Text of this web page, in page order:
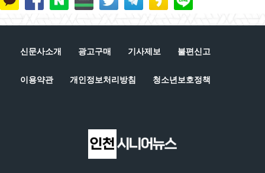
신문사소개 광고구매 기사제보 불편신고
이용약관 개인정보처리방침 청소년보호정책